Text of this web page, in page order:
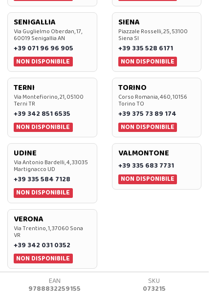
SENIGALLIA
Via Guglielmo Oberdan, 17,
60019 Senigallia AN
+39 071 96 96 905
NON DISPONIBILE
SIENA
Piazzale Rosselli, 25, 53100
Siena SI
+39 335 528 6171
NON DISPONIBILE
TERNI
Via Montefiorino, 21, 05100
Terni TR
+39 342 851 6535
NON DISPONIBILE
TORINO
Corso Romania, 460, 10156
Torino TO
+39 375 73 89 174
NON DISPONIBILE
UDINE
Via Antonio Bardelli, 4, 33035
Martignacco UD
+39 335 584 7128
NON DISPONIBILE
VALMONTONE
+39 335 683 7731
NON DISPONIBILE
VERONA
Via Trentino, 1, 37060 Sona
VR
+39 342 031 0352
NON DISPONIBILE
EAN
9788832259155
SKU
073215